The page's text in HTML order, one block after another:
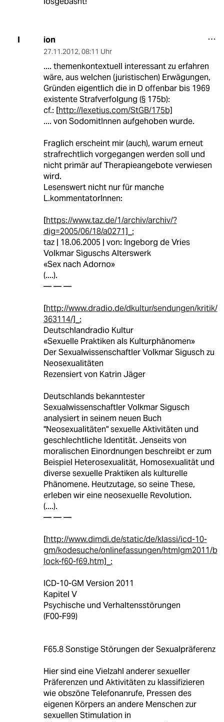
I ion
27.11.2012, 08:11 Uhr
.... themenkontextuell interessant zu erfahren
wäre, aus welchen (juristischen) Erwägungen,
Gründen eigentlich die in D offenbar bis 1969
existente Strafverfolgung (§ 175b):
cf.: [http://lexetius.com/StGB/175b]
.... von SodomitInnen aufgehoben wurde.
Fraglich erscheint mir (auch), warum erneut
strafrechtlich vorgegangen werden soll und
nicht primär auf Therapieangebote verwiesen
wird.
Lesenswert nicht nur für manche
L.kommentatorInnen:
[https://www.taz.de/1/archiv/archiv/?
dig=2005/06/18/a0271]_:
taz | 18.06.2005 | von: Ingeborg de Vries
Volkmar Siguschs Alterswerk
«Sex nach Adorno»
(....).
— — —
[http://www.dradio.de/dkultur/sendungen/kritik/
363114/]_:
Deutschlandradio Kultur
«Sexuelle Praktiken als Kulturphänomen»
Der Sexualwissenschaftler Volkmar Sigusch zu
Neosexualitäten
Rezensiert von Katrin Jäger
Deutschlands bekanntester
Sexualwissenschaftler Volkmar Sigusch
analysiert in seinem neuen Buch
"Neosexualitäten" sexuelle Aktivitäten und
geschlechtliche Identität. Jenseits von
moralischen Einordnungen beschreibt er zum
Beispiel Heterosexualität, Homosexualität und
diverse sexuelle Praktiken als kulturelle
Phänomene. Heutzutage, so seine These,
erleben wir eine neosexuelle Revolution.
(....).
— — —
[http://www.dimdi.de/static/de/klassi/icd-10-
gm/kodesuche/onlinefassungen/htmlgm2011/b
lock-f60-f69.htm]_:
ICD-10-GM Version 2011
Kapitel V
Psychische und Verhaltensstörungen
(F00-F99)
F65.8 Sonstige Störungen der Sexualpräferenz
Hier sind eine Vielzahl anderer sexueller
Präferenzen und Aktivitäten zu klassifizieren
wie obszöne Telefonanrufe, Pressen des
eigenen Körpers an andere Menschen zur
sexuellen Stimulation in